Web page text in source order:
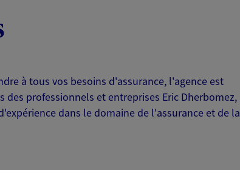
à tous vos besoins d'assurance, l'agence est
des professionnels et entreprises Eric Dherbomez,
dans le domaine de l'assurance et de la